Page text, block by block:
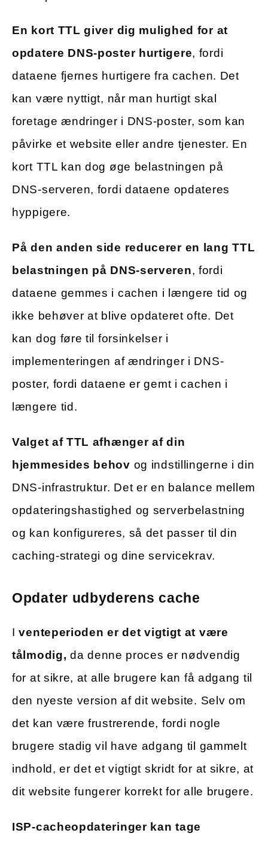
En kort TTL giver dig mulighed for at
opdatere DNS-poster hurtigere, fordi
dataene fjernes hurtigere fra cachen. Det
kan være nyttigt, når man hurtigt skal
foretage ændringer i DNS-poster, som kan
påvirke et website eller andre tjenester. En
kort TTL kan dog øge belastningen på
DNS-serveren, fordi dataene opdateres
hyppigere.
På den anden side reducerer en lang TTL
belastningen på DNS-serveren, fordi
dataene gemmes i cachen i længere tid og
ikke behøver at blive opdateret ofte. Det
kan dog føre til forsinkelser i
implementeringen af ændringer i DNS-
poster, fordi dataene er gemt i cachen i
længere tid.
Valget af TTL afhænger af din
hjemmesides behov og indstillingerne i din
DNS-infrastruktur. Det er en balance mellem
opdateringshastighed og serverbelastning
og kan konfigureres, så det passer til din
caching-strategi og dine servicekrav.
Opdater udbyderens cache
Iventeperioden er det vigtigt at være
tålmodig, da denne proces er nødvendig
for at sikre, at alle brugere kan få adgang til
den nyeste version af dit website. Selv om
det kan være frustrerende, fordi nogle
brugere stadig vil have adgang til gammelt
indhold, er det et vigtigt skridt for at sikre, at
dit website fungerer korrekt for alle brugere.
ISP-cacheopdateringer kan tage